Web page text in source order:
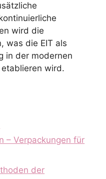
wird die
was die EIT als
in der modernen
wird.
– Verpackungen für
der